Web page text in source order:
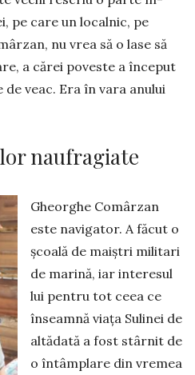
pe care un localnic, pe
nu vrea să o la­se să
a cărei poveste a început
veac. Era în vara anului
naufragiate
Gheorghe Comârzan
este navigator. A făcut o
școală de maiștri militari
de marină, iar interesul
lui pentru tot ceea ce
înseamnă viața Sulinei de
altădată a fost stârnit de
o întâmplare din vremea